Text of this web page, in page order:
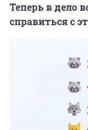
Теперь в дело
справиться с